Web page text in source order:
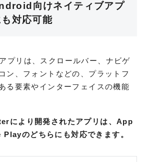
向けネイティブアプ
対応可能
プリは、スクロールバー、ナビゲ
ン、フォントなどの、プラットフ
る要素やインターフェイスの機能
により開発されたアプリは、App
のどちらにも対応できます。